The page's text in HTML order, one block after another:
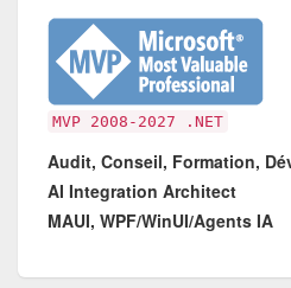
MVP 2008-2027 .NET
Audit, Conseil, Formation,
AI Integration Architect
MAUI, WPF/WinUI/Agents IA